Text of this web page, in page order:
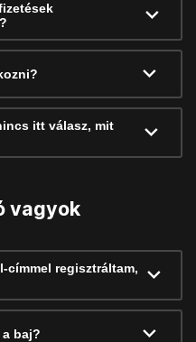
itt válasz, mit
vagyok
címmel regisztráltam,
baj?